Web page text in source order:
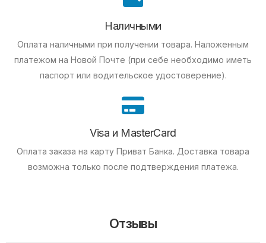
Наличными
Оплата наличными при получении товара. Наложенным
платежом на Новой Почте (при себе необходимо иметь
паспорт или водительское удостоверение).
Visa и MasterCard
Оплата заказа на карту Приват Банка. Доставка товара
возможна только после подтверждения платежа.
Отзывы